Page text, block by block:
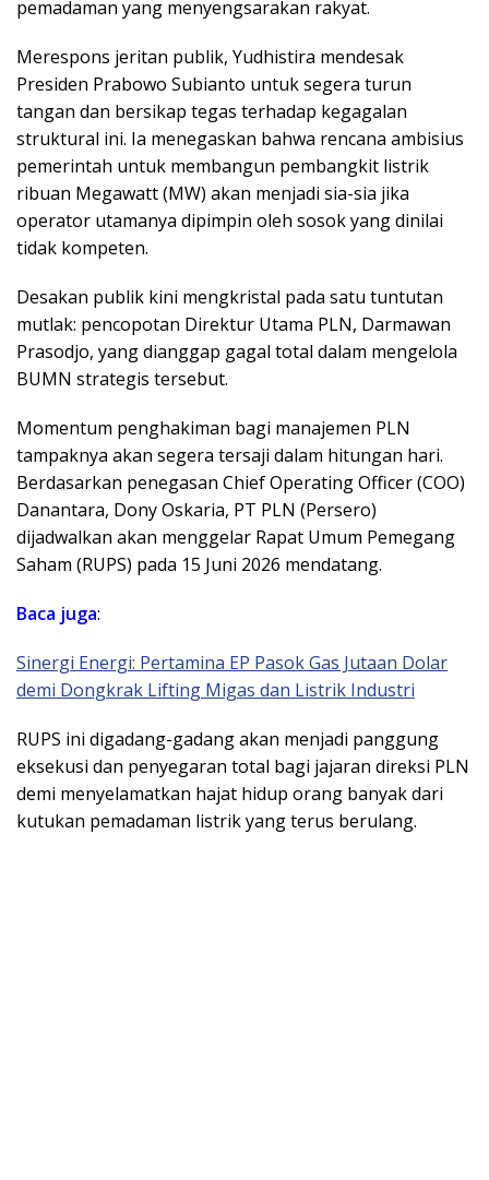
pemadaman yang menyengsarakan rakyat.
​Merespons jeritan publik, Yudhistira mendesak
Presiden Prabowo Subianto untuk segera turun
tangan dan bersikap tegas terhadap kegagalan
struktural ini. Ia menegaskan bahwa rencana ambisius
pemerintah untuk membangun pembangkit listrik
ribuan Megawatt (MW) akan menjadi sia-sia jika
operator utamanya dipimpin oleh sosok yang dinilai
tidak kompeten.
Desakan publik kini mengkristal pada satu tuntutan
mutlak: pencopotan Direktur Utama PLN, Darmawan
Prasodjo, yang dianggap gagal total dalam mengelola
BUMN strategis tersebut.
​Momentum penghakiman bagi manajemen PLN
tampaknya akan segera tersaji dalam hitungan hari.
Berdasarkan penegasan Chief Operating Officer (COO)
Danantara, Dony Oskaria, PT PLN (Persero)
dijadwalkan akan menggelar Rapat Umum Pemegang
Saham (RUPS) pada 15 Juni 2026 mendatang.
Baca juga:
Sinergi Energi: Pertamina EP Pasok Gas Jutaan Dolar
demi Dongkrak Lifting Migas dan Listrik Industri
RUPS ini digadang-gadang akan menjadi panggung
eksekusi dan penyegaran total bagi jajaran direksi PLN
demi menyelamatkan hajat hidup orang banyak dari
kutukan pemadaman listrik yang terus berulang.